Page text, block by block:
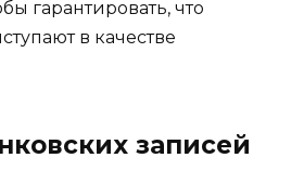
гарантировать, что
в качестве
записей